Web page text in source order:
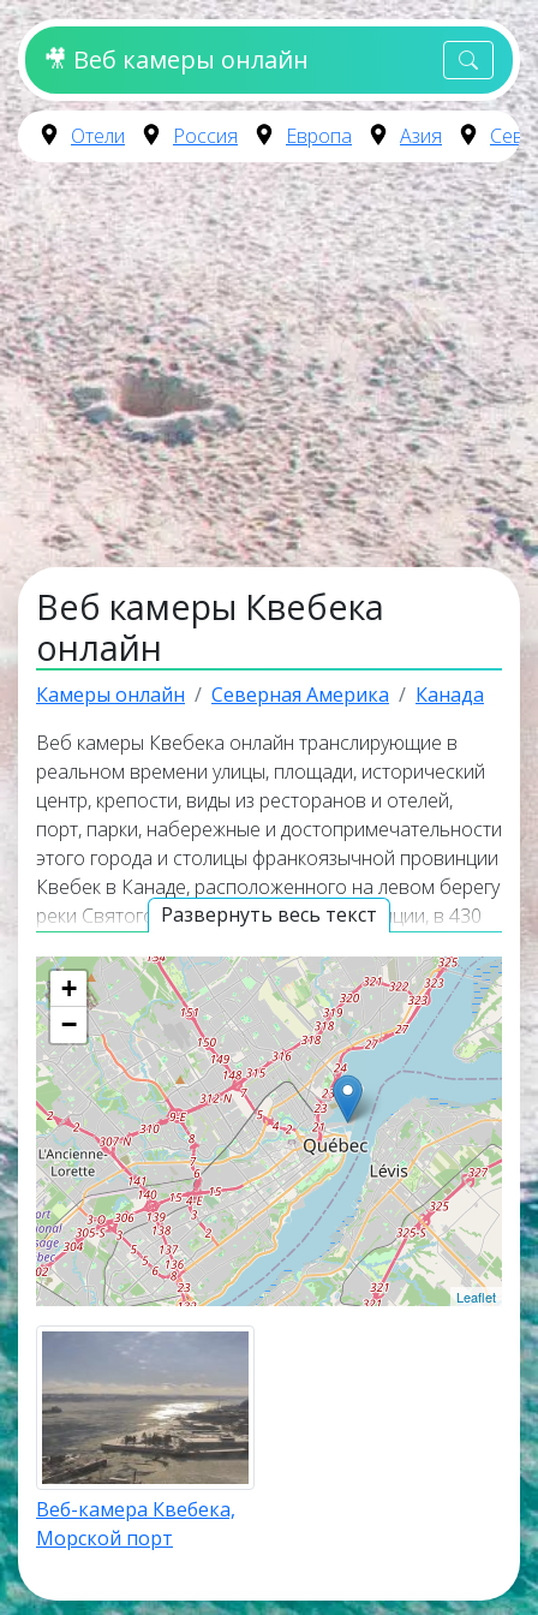
🎥 Веб камеры онлайн
Отели Россия Европа Азия
Веб камеры Квебека
онлайн
Камеры онлайн Северная Америка Канада
Развернуть весь текст
Веб камеры Квебека онлайн транслирующие в
реальном времени улицы, площади, исторический
центр, крепости, виды из ресторанов и отелей,
порт, парки, набережные и достопримечательности
этого города и столицы франкоязычной провинции
Квебек в Канаде, расположенного на левом берегу
реки Святого Лаврентия на юге провинции, в 430
покажут панорамные виды города, окружающую
его природу и помогут узнать актуальную погоду в
Квебеке прямо сейчас. Веб камеры работают в
прямом эфире, а некоторые из них транслируют
изображение со звуком. Популярные онлайн веб
камеры располагаются в верхней части списка
трансляций. Карта онлайн веб камер покажет
точное местоположение каждой веб камеры в
Квебеке.
+
−
Leaflet
Веб-камера Квебека,
Морской порт